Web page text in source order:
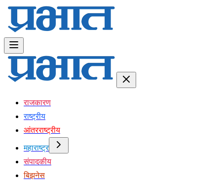
राजकारण
राष्ट्रीय
आंतरराष्ट्रीय
महाराष्ट्र
संपादकीय
बिझनेस